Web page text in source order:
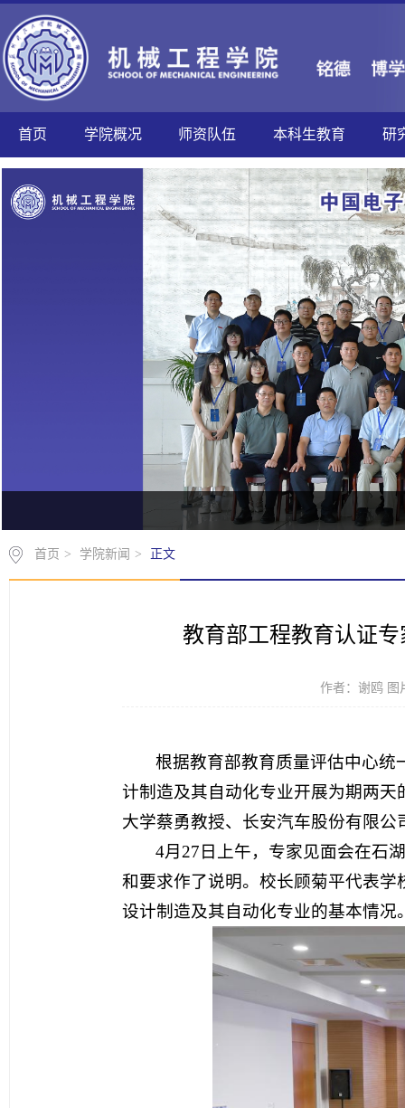
首页 学院概况 师资队伍 本科生教育 研
首页 > 学院新闻 > 正文
教育部工程教育认证
作者：谢鸥 图
根据教育部教育质量评估中心统
计制造及其自动化专业开展为期两
大学蔡勇教授、长安汽车股份有限
4月27日上午，专家见面会在石
和要求作了说明。校长顾菊平代表
设计制造及其自动化专业的基本情